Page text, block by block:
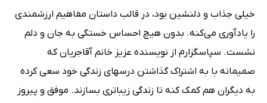
خیلی جذاب و دلنشین بود، در قالب داستان مفاهیم ارزشمندی
را یادآوری می‌کنه. بدون هیچ احساس خستگی به جان و دلم
نشست. سپاسگزارم از نویسنده عزیز خانم آقاجریان که
صمیمانه با به اشتراک گذاشتن درسهای زندگی خود سعی کرده
به دیگران هم کمک کنه تا زندگی زیباتری بسازند. موفق و پیروز